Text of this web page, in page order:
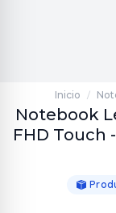
Inicio /
Notebook
FHD Touch